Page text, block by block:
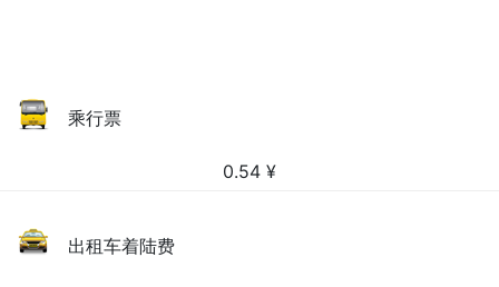
乘行票
0.54 ¥
出租车着陆费